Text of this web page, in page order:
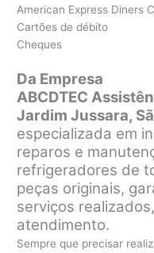
American Express Diners
Cartões de débito
Cheques
Da Empresa
ABCDTEC
Jardim Jussara,
especializada em
reparos e
refrigeradores de
peças originais,
serviços
atendimento.
Sempre que precisar